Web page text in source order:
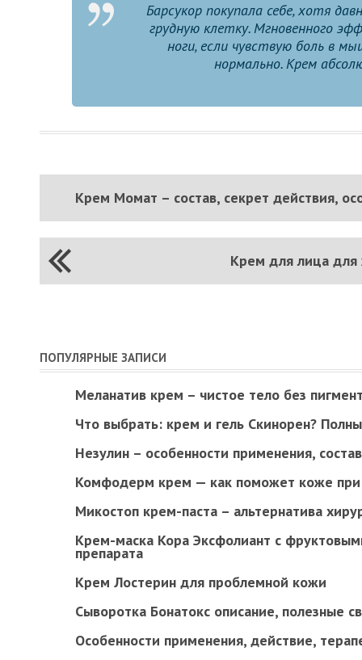
Барсукор покупала себе, хотя
грудную клетку. Мгновенного
ноги, если чувствую боль в
нормально. Крем
Крем Момат – состав, секрет действия,
Крем для лица для
ПОПУЛЯРНЫЕ ЗАПИСИ
Меланатив крем – чистое тело без
Что выбрать: крем и гель Скинорен?
Незулин – особенности применения,
Комфодерм крем — как поможет коже при
Микостоп крем-паста – альтернатива
Крем-маска Кора Эксфолиант с
препарата
Крем Лостерин для проблемной кожи
Сыворотка Бонатокс описание, полезные
Особенности применения, действие,